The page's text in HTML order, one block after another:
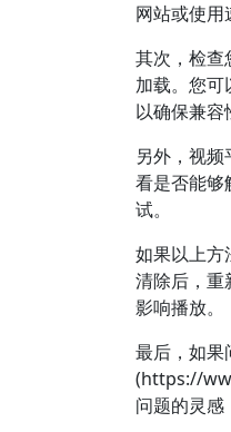
网站或使用
其次，检查
加载。您可
以确保兼容
另外，视
看是否能够
试。
如果以上方
清除后，重
影响播放。
最后，如
(https://
问题的灵感